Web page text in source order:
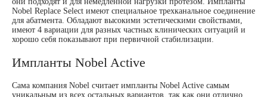
Nobel Replace Select имеют специальное трехканальное соединение
для абатмента. Обладают высокими эстетическими свойствами,
имеют 4 вариации для разных частных клинических ситуаций и
хорошо себя показывают при первичной стабилизации.
Импланты Nobel Active
Сама компания Nobel считает импланты Nobel Active самым
уникальным из всех остальных вариантов, так как они отлично